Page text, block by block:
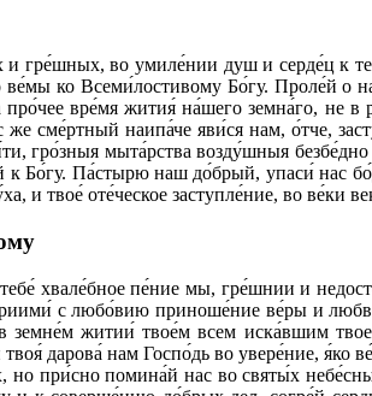
и гре́шных, во умиле́нии душ и серде́ц
ве́мы ко Всеми́лостивому Бо́гу. Проле́й
вре́мя жития́ на́шего земна́го, не в
сме́ртный наипа́че яви́ся нам, о́тче,
гро́зныя мыта́рства возду́шныя
Бо́гу. Па́стырю наш до́брый, упаси́ нас
и твое́ оте́ческое заступле́ние, во ве́ки
хвале́бное пе́ние мы, гре́шнии и
с любо́вию приноше́ние ве́ры и
земне́м житии́ твое́м всем иска́вшим
дарова́ нам Госпо́дь во увере́ние, я́ко
при́сно помина́й нас во святы́х